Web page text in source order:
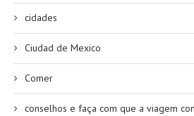
cidades
Ciudad de Mexico
Comer
conselhos e faça com que a viagem